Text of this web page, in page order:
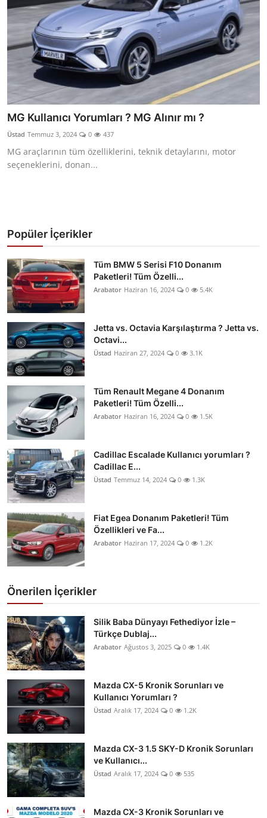
MG Kullanıcı Yorumları ? MG Alınır mı ?
Üstad Temmuz 3, 2024 0 437
MG araçlarının tüm özelliklerini, teknik detaylarını, motor
seçeneklerini, donan...
Popüler İçerikler
Tüm BMW 5 Serisi F10 Donanım
Paketleri! Tüm Özelli...
Arabator Haziran 16, 2024 0 5.4K
Jetta vs. Octavia Karşılaştırma ? Jetta vs.
Octavi...
Üstad Haziran 27, 2024 0 3.1K
Tüm Renault Megane 4 Donanım
Paketleri! Tüm Özelli...
Arabator Haziran 16, 2024 0 1.5K
Cadillac Escalade Kullanıcı yorumları ?
Cadillac E...
Üstad Temmuz 14, 2024 0 1.3K
Fiat Egea Donanım Paketleri! Tüm
Özellikleri ve Fa...
Arabator Haziran 17, 2024 0 1.2K
Önerilen İçerikler
Silik Baba Dünyayı Fethediyor İzle –
Türkçe Dublaj...
Arabator Ağustos 3, 2025 0 1.4K
Mazda CX-5 Kronik Sorunları ve
Kullanıcı Yorumları ?
Üstad Aralık 17, 2024 0 1.2K
Mazda CX-3 1.5 SKY-D Kronik Sorunları
ve Kullanıcı...
Üstad Aralık 17, 2024 0 535
Mazda CX-3 Kronik Sorunları ve